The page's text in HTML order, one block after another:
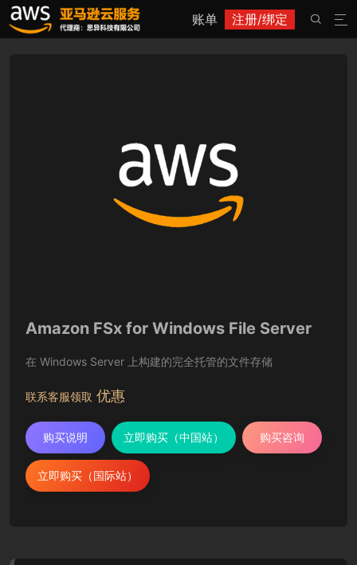
账单 注册/绑定 

Amazon FSx for Windows File Server
在 Windows Server 上构建的完全托管的文件存储
联系客服领取 优惠
购买说明 立即购买（中国站） 购买咨询
立即购买（国际站）